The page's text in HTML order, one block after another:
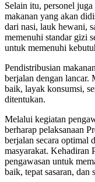
Selain itu, personel
makanan yang akan
dari nasi, lauk hewani,
memenuhi standar gizi
untuk memenuhi
Pendistribusian
berjalan dengan lancar.
baik, layak konsumsi,
ditentukan.
Melalui kegiatan
berharap pelaksanaan
berjalan secara optimal
masyarakat. Kehadiran
pengawasan untuk
baik, tepat sasaran, dan